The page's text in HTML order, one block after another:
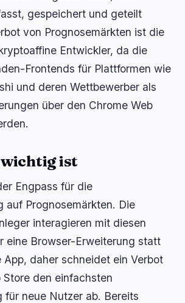
letzte 3h
vor 2 Stunden
Milliarden Lazarus-Hack
vor 52 Minuten
vor einem 60-Stimmen
Senat
öffnen esc
gespeichert und geteilt
von Prognosemärkten ist die
Entwickler, da die
Frontends für Plattformen wie
und deren Wettbewerber als
über den Chrome Web
ist
Engpass für die
auf Prognosemärkten. Die
interagieren mit diesen
eine Browser-Erweiterung statt
App, daher schneidet ein Verbot
Store den einfachsten
für neue Nutzer ab. Bereits